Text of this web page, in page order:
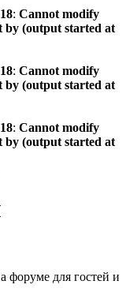
: Cannot modify
by (output started at
: Cannot modify
by (output started at
: Cannot modify
by (output started at
форуме для гостей и